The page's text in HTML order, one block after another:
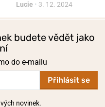
Lucie • 3. 12. 2024
budete vědět jako
do e-mailu
Přihlásit se
novinek.